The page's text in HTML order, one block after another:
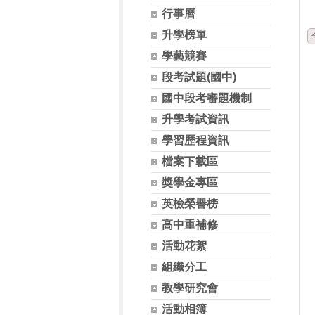
行事曆
升學榜單
學藝競賽
段考試題(國中)
國中段考審題機制
升學考試資訊
學習歷程資訊
檔案下載區
獎學金專區
英檢榮譽榜
高中重補修
活動花絮
組織分工
教學研究會
活動相簿